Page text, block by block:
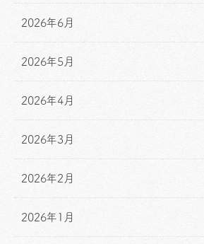
2026年6月
2026年5月
2026年4月
2026年3月
2026年2月
2026年1月